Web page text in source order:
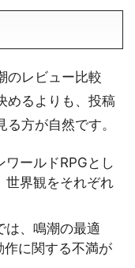
のレビュー比較
めるよりも、投稿
方が自然です。
ールドRPGとし
世界観をそれぞれ
は、鳴潮の最適
に関する不満が